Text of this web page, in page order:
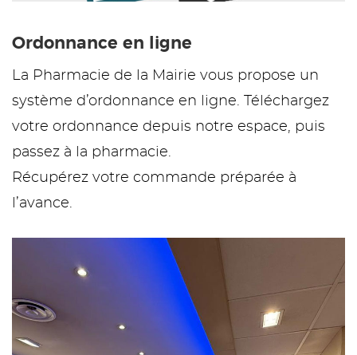
Ordonnance en ligne
La Pharmacie de la Mairie vous propose un
système d’ordonnance en ligne. Téléchargez
votre ordonnance depuis notre espace, puis
passez à la pharmacie.
Récupérez votre commande préparée à
l’avance.